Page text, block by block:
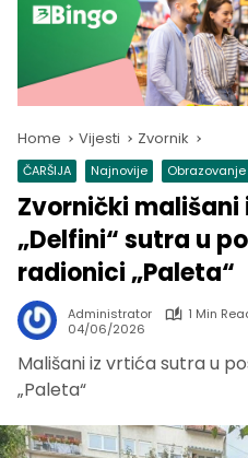
Home Vijesti Zvornik
ČARŠIJA Najnovije Obrazovanje
Zvornički mališani
„Delfini“ sutra u
radionici „Paleta“
Administrator
1 Min
04/06/2026
Mališani iz vrtića sutra u
„Paleta“